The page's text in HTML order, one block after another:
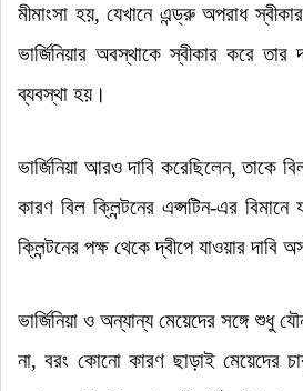
মীমাংসা হয়, যেখানে এন্ড্রু অপরাধ
ভার্জিনিয়ার অবস্থাকে স্বীকার করে তার
ব্যবস্থা হয়।
ভার্জিনিয়া আরও দাবি করেছিলেন, তাকে
কারণ বিল ক্লিন্টনের এপ্সটিন-এর
ক্লিন্টনের পক্ষ থেকে দ্বীপে যাওয়ার দাবি
ভার্জিনিয়া ও অন্যান্য মেয়েদের সঙ্গে শুধু
না, বরং কোনো কারণ ছাড়াই মেয়েদের